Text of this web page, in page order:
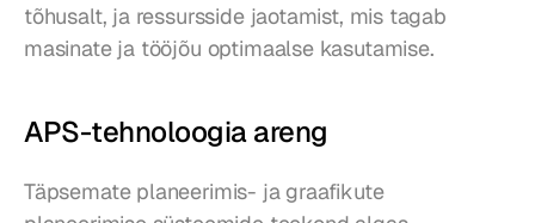
tõhusalt, ja ressursside jaotamist, mis tagab
masinate ja tööjõu optimaalse kasutamise.
APS-tehnoloogia areng
Täpsemate planeerimis- ja graafikute